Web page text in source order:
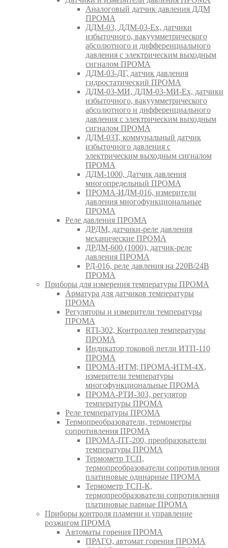
Аналоговый датчик давления ДДМ
ПРОМА
ДДМ-03, ДДМ-03-Ех, датчики
избыточного, вакуумметрического
абсолютного и дифференциального
давления с электрическим выходным
сигналом ПРОМА
ДДМ-03-ДГ, датчик давления
гидростатический ПРОМА
ДДМ-03-МИ, ДДМ-03-МИ-Ех, датчики
избыточного, вакуумметрического
абсолютного и дифференциального
давления с электрическим выходным
сигналом ПРОМА
ДДМ-03Т, коммунальный датчик
избыточного давления с
электрическим выходным сигналом
ПРОМА
ДДМ-1000, Датчик давления
многопредельный ПРОМА
ПРОМА-ИДМ-016, измерители
давления многофункциональные
ПРОМА
Реле давления ПРОМА
ДРДМ, датчики-реле давления
механические ПРОМА
ДРДМ-600 (1000), датчик-реле
давления ПРОМА
РД-016, реле давления на 220В/24В
ПРОМА
Приборы для измерения температуры ПРОМА
Арматура для датчиков температуры
ПРОМА
Регуляторы и измерители температуры
ПРОМА
RTI-302, Контроллер температуры
ПРОМА
Индикатор токовой петли ИТП-110
ПРОМА
ПРОМА-ИТМ; ПРОМА-ИТМ-4Х,
измерители температуры
многофункциональные ПРОМА
ПРОМА-РТИ-303, регулятор
температуры ПРОМА
Реле температуры ПРОМА
Термопреобразователи, термометры
сопротивления ПРОМА
ПРОМА-ПТ-200, преобразователи
температуры ПРОМА
Термометр ТСП,
термопреобразователи сопротивления
платиновые одинарные ПРОМА
Термометр ТСП-К,
термопреобразователи сопротивления
платиновые парные ПРОМА
Приборы контроля пламени и управление
розжигом ПРОМА
Автоматы горения ПРОМА
ПРАГО, автомат горения ПРОМА